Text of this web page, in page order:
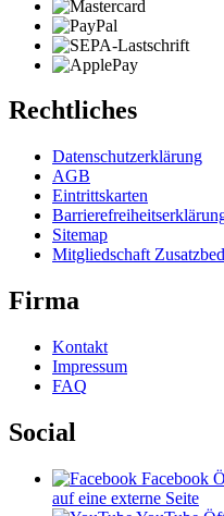
Rechtliches
Datenschutzerklärung
AGB
Eintrittskarten
Sitemap
Mitgliedschaft
Firma
Kontakt
Impressum
FAQ
Social
Facebook
auf eine externe Seite